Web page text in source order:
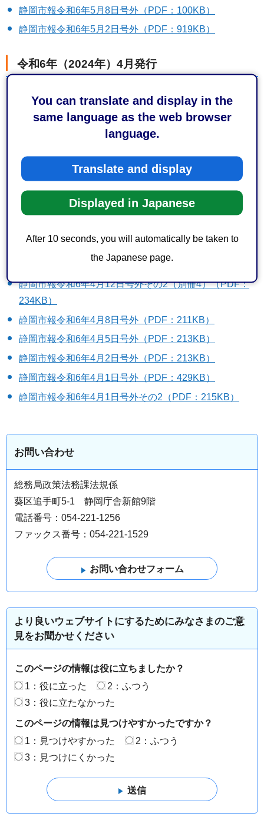
You can translate and display in the
same language as the web browser
language.
Translate and display
Displayed in Japanese
After 10 seconds, you will automatically be taken to
the Japanese page.
静岡市報令和6年5月8日号外（PDF：100KB）
静岡市報令和6年5月2日号外（PDF：919KB）
令和6年（2024年）4月発行
静岡市報令和6年4月25日号外（PDF：231KB）
静岡市報令和6年4月19日号外（PDF：210KB）
静岡市報令和6年4月12日号外（PDF：156KB）
静岡市報令和6年4月12日号外その2（PDF：562KB）
静岡市報令和6年4月12日号外その2（別冊1）（PDF：
572KB）
静岡市報令和6年4月12日号外その2（別冊2）（PDF：
静岡市報令和6年4月12日号外その2（別冊4）（PDF：
234KB）
静岡市報令和6年4月8日号外（PDF：211KB）
静岡市報令和6年4月5日号外（PDF：213KB）
静岡市報令和6年4月2日号外（PDF：213KB）
静岡市報令和6年4月1日号外（PDF：429KB）
静岡市報令和6年4月1日号外その2（PDF：215KB）
お問い合わせ
総務局政策法務課法規係
葵区追手町5-1 静岡庁舎新館9階
電話番号：054-221-1256
ファックス番号：054-221-1529
より良いウェブサイトにするためにみなさまのご意
見をお聞かせください
このページの情報は役に立ちましたか？
1：役に立った
2：ふつう
3：役に立たなかった
このページの情報は見つけやすかったですか？
1：見つけやすかった
2：ふつう
3：見つけにくかった